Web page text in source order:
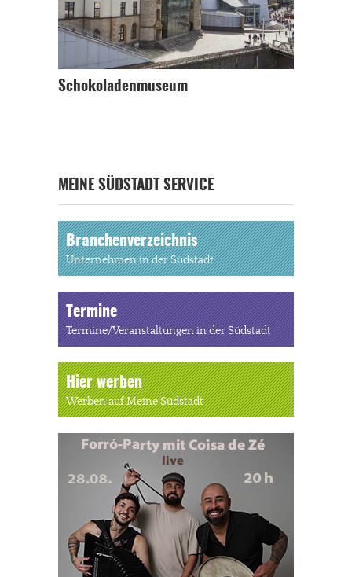
Schokoladenmuseum
MEINE SÜDSTADT SERVICE
Branchenverzeichnis
Unternehmen in der Südstadt
Termine
Termine/Veranstaltungen in der Südstadt
Hier werben
Werben auf Meine Südstadt